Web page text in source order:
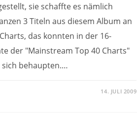
sie schaffte es nämlich
3 Titeln aus diesem Album an
das konnten in der 16-
der "Mainstream Top 40 Charts"
behaupten.…
14. JULI 2009